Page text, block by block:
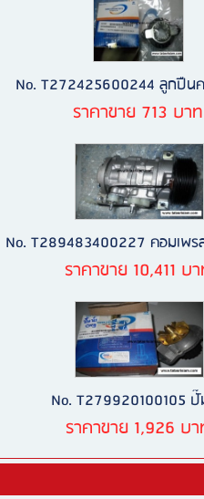
No. T272425600244 ลูกปืนค
ราคาขาย 713 บาท
No. T289483400227 คอมเพร
ราคาขาย 10,411 บ
No. T279920100105
ราคาขาย 1,926 บ